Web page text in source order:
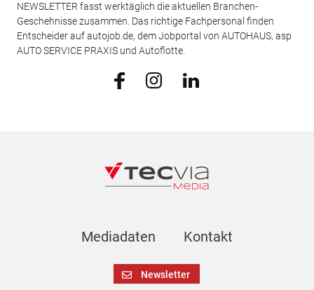
NEWSLETTER fasst werktäglich die aktuellen Branchen-
Geschehnisse zusammen. Das richtige Fachpersonal finden
Entscheider auf autojob.de, dem Jobportal von AUTOHAUS, asp
AUTO SERVICE PRAXIS und Autoflotte.
Mediadaten Kontakt
Newsletter